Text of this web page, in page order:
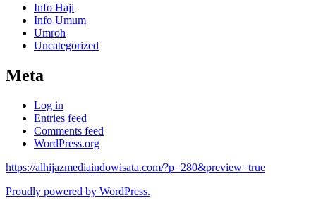
Info Haji
Info Umum
Umroh
Uncategorized
Meta
Log in
Entries feed
Comments feed
WordPress.org
https://alhijazmediaindowisata.com/?p=280&preview=true
Proudly powered by WordPress.